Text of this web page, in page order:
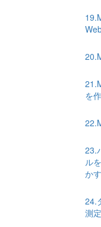
を
23.
ル
かす
24.
測